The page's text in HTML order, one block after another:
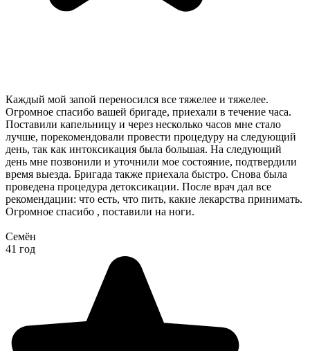
Каждый мой запой переносился все тяжелее и тяжелее.
Огромное спасибо вашей бригаде, приехали в течение часа.
Поставили капельницу и через несколько часов мне стало
лучше, порекомендовали провести процедуру на следующий
день, так как интоксикация была большая. На следующий
день мне позвонили и уточнили мое состояние, подтвердили
время выезда. Бригада также приехала быстро. Снова была
проведена процедура детоксикации. После врач дал все
рекомендации: что есть, что пить, какие лекарства принимать.
Огромное спасибо , поставили на ноги.
Семён
41 год